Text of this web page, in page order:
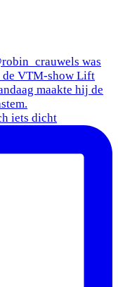
iets dicht